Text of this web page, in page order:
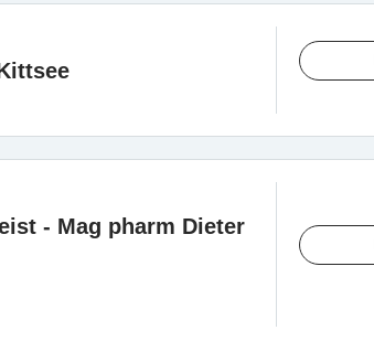
- Mag pharm Dieter